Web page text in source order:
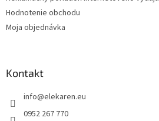
Hodnotenie obchodu
Moja objednávka
Kontakt
info@elekaren.eu
0952 267 770